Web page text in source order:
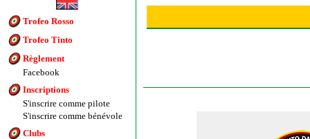
Trofeo Rosso
Trofeo Tinto
Règlement
Facebook
Inscriptions
S'inscrire comme pilote
S'inscrire comme bénévole
Clubs